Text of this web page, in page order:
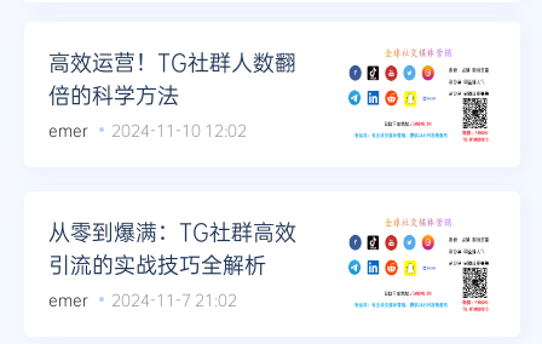
高效运营！TG社群人数翻
倍的科学方法
emer 2024-11-10 12:02
从零到爆满：TG社群高效
引流的实战技巧全解析
emer 2024-11-7 21:02